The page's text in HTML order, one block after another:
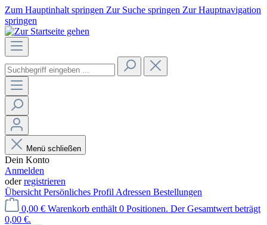
Zum Hauptinhalt springen Zur Suche springen Zur Hauptnavigation
springen
Menü schließen
Dein Konto
Anmelden
oderregistrieren
Übersicht Persönliches Profil Adressen Bestellungen
0,00 € Warenkorb enthält 0 Positionen. Der Gesamtwert beträgt
0,00 €.